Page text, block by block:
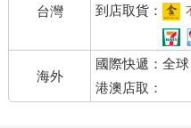
台灣
到店取貨：
海外
國際快遞：全球
港澳店取：